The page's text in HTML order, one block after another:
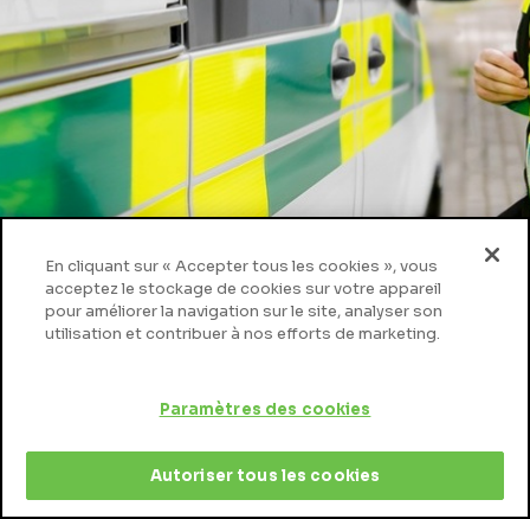
Crédits
Contact
En cliquant sur « Accepter tous les cookies », vous
acceptez le stockage de cookies sur votre appareil
pour améliorer la navigation sur le site, analyser son
utilisation et contribuer à nos efforts de marketing.
Paramètres des cookies
Autoriser tous les cookies